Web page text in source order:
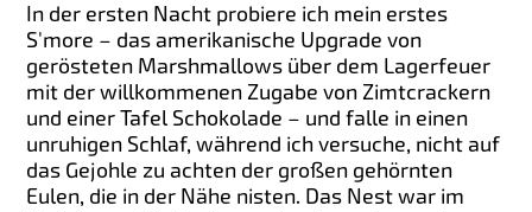
In der ersten Nacht probiere ich mein erstes
S'more – das amerikanische Upgrade von
gerösteten Marshmallows über dem Lagerfeuer
mit der willkommenen Zugabe von Zimtcrackern
und einer Tafel Schokolade – und falle in einen
unruhigen Schlaf, während ich versuche, nicht auf
das Gejohle zu achten der großen gehörnten
Eulen, die in der Nähe nisten. Das Nest war im